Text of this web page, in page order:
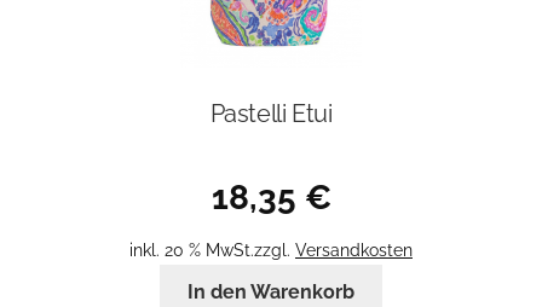
Pastelli Etui
18,35 €
inkl. 20 % MwSt.zzgl. Versandkosten
In den Warenkorb